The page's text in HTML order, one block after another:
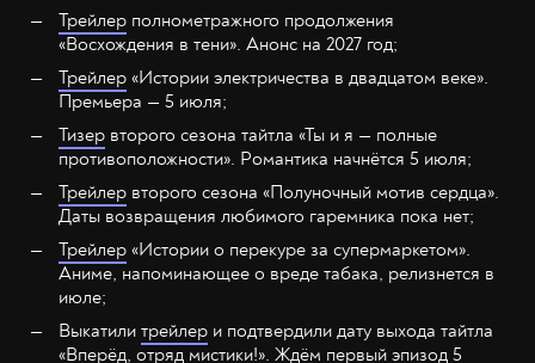
Трейлер полнометражного продолжения
«Восхождения в тени». Анонс на 2027 год;
Трейлер «Истории электричества в двадцатом веке».
Премьера — 5 июля;
Тизер второго сезона тайтла «Ты и я — полные
противоположности». Романтика начнётся 5 июля;
Трейлер второго сезона «Полуночный мотив сердца».
Даты возвращения любимого гаремника пока нет;
Трейлер «Истории о перекуре за супермаркетом».
Аниме, напоминающее о вреде табака, релизнется в
июле;
Выкатили трейлер и подтвердили дату выхода тайтла
«Вперёд, отряд мистики!». Ждём первый эпизод 5